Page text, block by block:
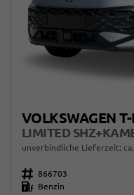
VOLKSWAGEN T-
unverbindliche Lieferzeit:
Fahrzeugnr. 866703
Kraftstoff
Benzin